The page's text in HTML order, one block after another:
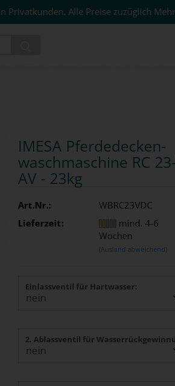
Privatkunden. Alle Preise zuzüglich
IMESA Pfer­de­de­cken­
wasch­ma­schi­ne RC
AV - 23kg
Art.Nr.:
WBRC23VDC
Lieferzeit:
mind. 4-6
Wochen
(Ausland abweichend)
Einlassventil für Hartwasser:
2. Ablassventil für